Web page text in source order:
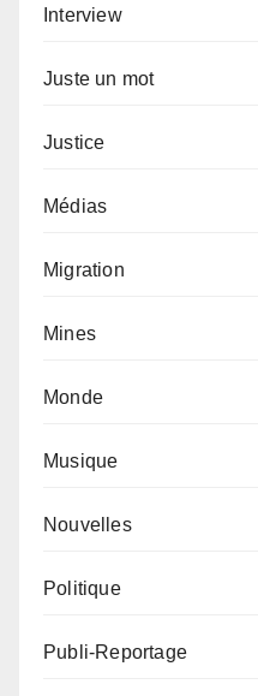
Interview
Juste un mot
Justice
Médias
Migration
Mines
Monde
Musique
Nouvelles
Politique
Publi-Reportage